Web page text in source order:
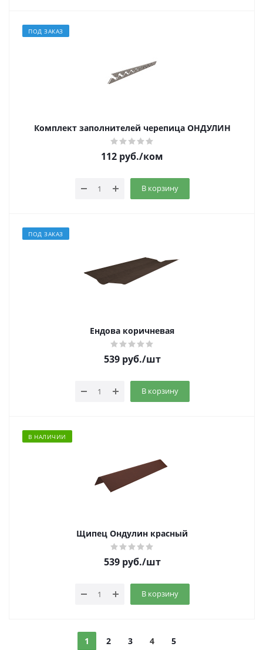
ПОД ЗАКАЗ
Комплект заполнителей черепица ОНДУЛИН
112 руб./ком
В корзину
ПОД ЗАКАЗ
Ендова коричневая
539руб./шт
В корзину
В НАЛИЧИИ
Щипец Ондулин красный
539руб./шт
В корзину
1 2 3 4 5